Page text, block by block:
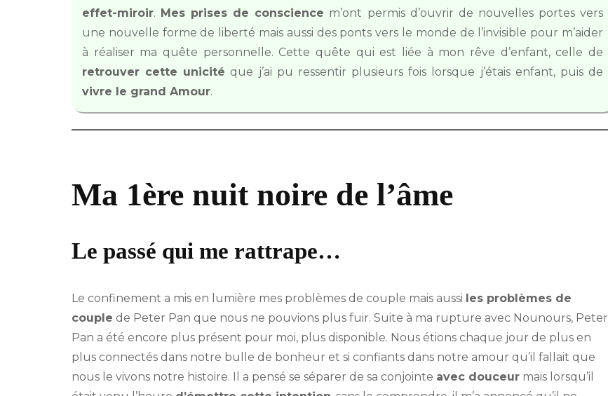
effet-miroir. Mes prises de conscience m’ont permis d’ouvrir de nouvelles portes vers
une nouvelle forme de liberté mais aussi des ponts vers le monde de l’invisible pour m’aider
à réaliser ma quête personnelle. Cette quête qui est liée à mon rêve d’enfant, celle de
retrouver cette unicité que j’ai pu ressentir plusieurs fois lorsque j’étais enfant, puis de
vivre le grand Amour.
Ma 1ère nuit noire de l’âme
Le passé qui me rattrape…
Le confinement a mis en lumière mes problèmes de couple mais aussi les problèmes de
couple de Peter Pan que nous ne pouvions plus fuir. Suite à ma rupture avec Nounours, Peter
Pan a été encore plus présent pour moi, plus disponible. Nous étions chaque jour de plus en
plus connectés dans notre bulle de bonheur et si confiants dans notre amour qu’il fallait que
nous le vivons notre histoire. Il a pensé se séparer de sa conjointe avec douceur mais lorsqu’il